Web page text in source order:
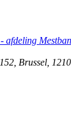
afdeling
Brussel 1210